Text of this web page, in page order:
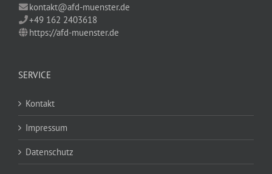
kontakt@afd-muenster.de
+49 162 2403618
https://afd-muenster.de
SERVICE
Kontakt
Impressum
Datenschutz